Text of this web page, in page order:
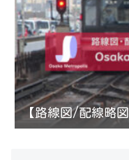
【路線図/配線略